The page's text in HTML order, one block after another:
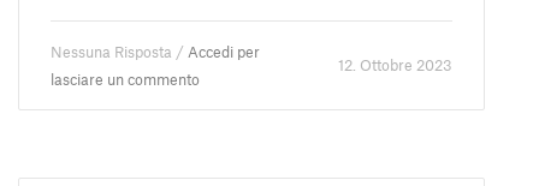
Nessuna Risposta / Accedi per
lasciare un commento
12. Ottobre 2023